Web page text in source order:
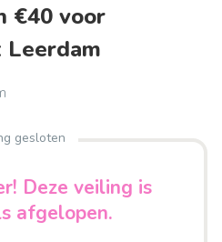
€40 voor
Leerdam
gesloten
Deze veiling is
afgelopen.